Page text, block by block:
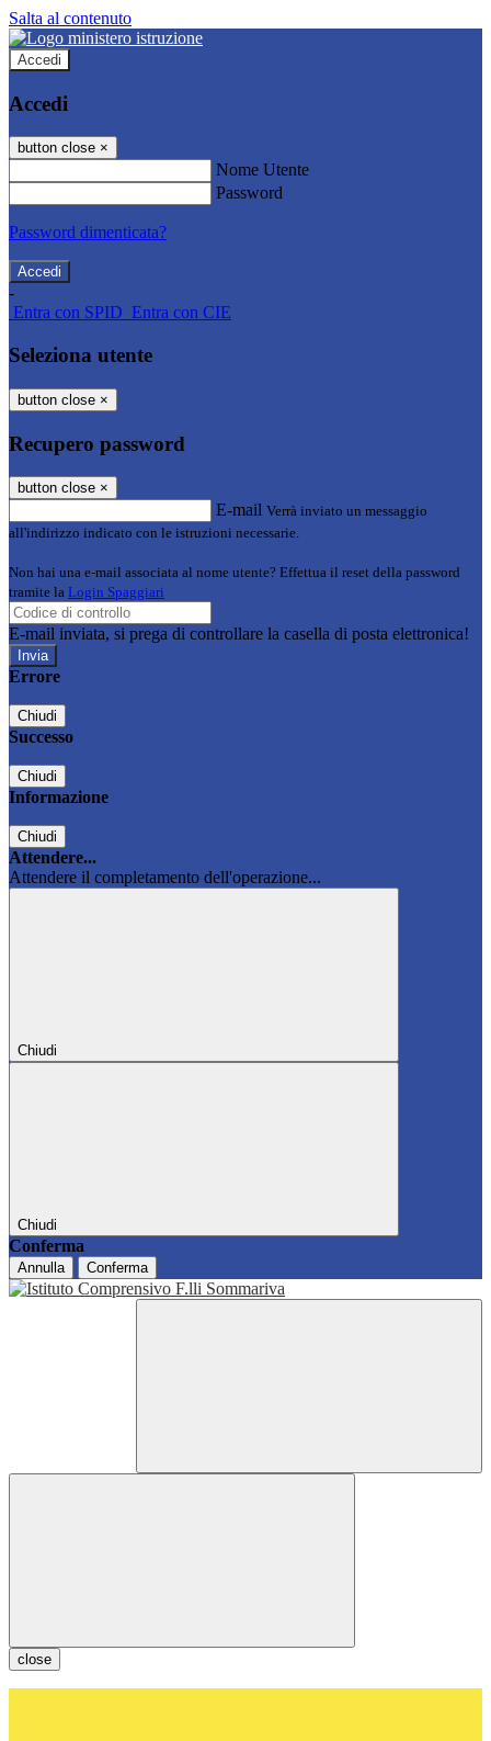
Salta al contenuto
Accedi
Accedi
button close ×
Nome Utente
Password
Password dimenticata?
-
Entra con SPID Entra con CIE
Seleziona utente
button close ×
Recupero password
button close ×
E-mail Verrà inviato un messaggio
all'indirizzo indicato con le istruzioni necessarie.
Non hai una e-mail associata al nome utente? Effettua il reset della password
tramite la Login Spaggiari
E-mail inviata, si prega di controllare la casella di posta elettronica!
Errore
Chiudi
Successo
Chiudi
Informazione
Chiudi
Attendere...
Attendere il completamento dell'operazione...
Chiudi
Chiudi
Conferma
Annulla Conferma
close